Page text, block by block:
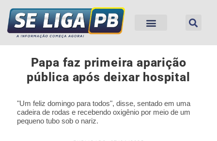
Papa faz primeira aparição
pública após deixar hospital
"Um feliz domingo para todos", disse, sentado em uma
cadeira de rodas e recebendo oxigênio por meio de um
pequeno tubo sob o nariz.